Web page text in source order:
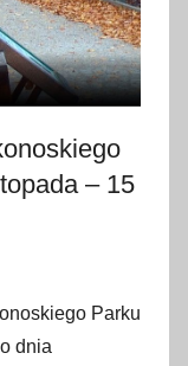
– 15
Parku
dnia